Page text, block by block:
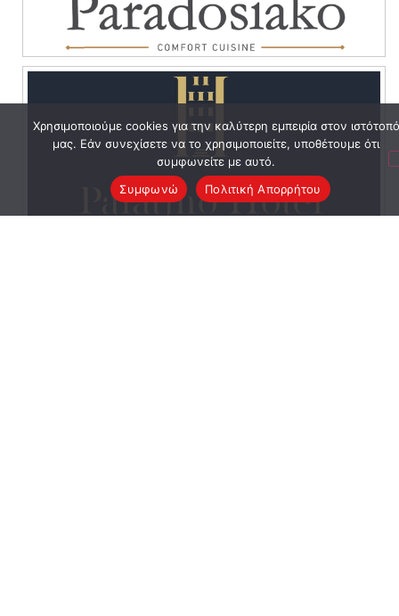
Χρησιμοποιούμε cookies για την καλύτερη εμπειρία στον ιστότοπό
μας. Εάν συνεχίσετε να το χρησιμοποιείτε, υποθέτουμε ότι
συμφωνείτε με αυτό.
Συμφωνώ
Πολιτική Απορρήτου